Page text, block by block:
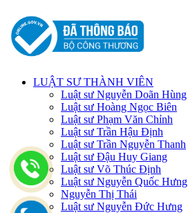
LUẬT SƯ THÀNH VIÊN
Luật sư Nguyễn Doãn Hùng
Luật sư Hoàng Ngọc Biên
Luật sư Phạm Văn Chỉnh
Luật sư Trần Hậu Định
Luật sư Trần Nguyễn Thanh
Luật sư Đậu Huy Giang
Luật sư Võ Thúc Định
Luật sư Nguyễn Quốc Hưng
Nguyễn Thị Thái
Luật sư Nguyễn Đức Hưng